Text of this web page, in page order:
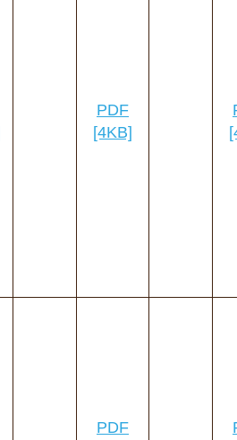
PDF
[4KB]
PDF